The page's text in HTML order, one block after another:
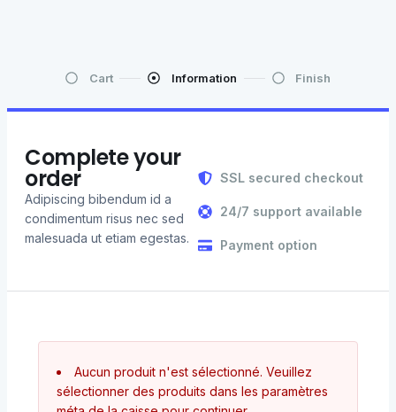
Cart Information Finish
Complete your
order
Adipiscing bibendum id a
condimentum risus nec sed
malesuada ut etiam egestas.
SSL secured checkout
24/7 support available
Payment option
Aucun produit n'est sélectionné. Veuillez
sélectionner des produits dans les paramètres